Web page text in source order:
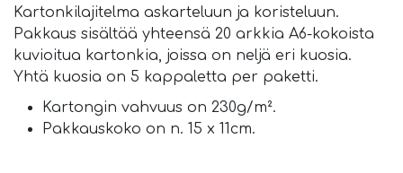
Kartonkilajitelma askarteluun ja koristeluun.
Pakkaus sisältää yhteensä 20 arkkia A6-kokoista
kuvioitua kartonkia, joissa on neljä eri kuosia.
Yhtä kuosia on 5 kappaletta per paketti.
Kartongin vahvuus on 230g/m².
Pakkauskoko on n. 15 x 11cm.